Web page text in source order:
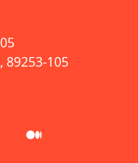
89253-105